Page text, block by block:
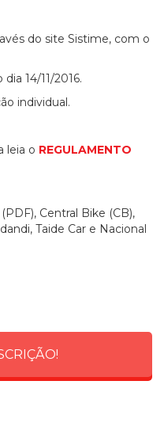
do site Sistime, com o
14/11/2016.
individual.
leia o REGULAMENTO
Central Bike (CB),
Taide Car e Nacional